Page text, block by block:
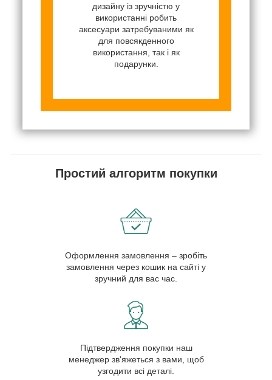
дизайну із зручністю у
використанні робить
аксесуари затребуваними як
для повсякденного
використання, так і як
подарунки.
Простий алгоритм покупки
Оформлення замовлення – зробіть
замовлення через кошик на сайті у
зручний для вас час.
Підтвердження покупки наш
менеджер зв'яжеться з вами, щоб
узгодити всі деталі.